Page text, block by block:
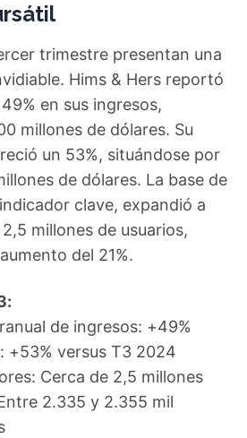
trimestre presentan una
Hims & Hers reportó
en sus ingresos,
millones de dólares. Su
un 53%, situándose por
de dólares. La base de
clave, expandió a
millones de usuarios,
del 21%.
de ingresos: +49%
+53% versus T3 2024
Cerca de 2,5 millones
2.335 y 2.355 mil